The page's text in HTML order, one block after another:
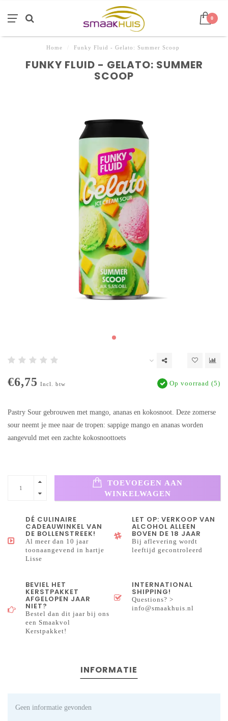
0
Home Funky Fluid - Gelato: Summer Scoop
FUNKY FLUID - GELATO: SUMMER
SCOOP
€6,75 Incl. btw Op voorraad (5)
Pastry Sour gebrouwen met mango, ananas en kokosnoot. Deze zomerse
sour neemt je mee naar de tropen: sappige mango en ananas worden
aangevuld met een zachte kokosnoottoets
TOEVOEGEN AAN
WINKELWAGEN
DÉ CULINAIRE
CADEAUWINKEL VAN
DE BOLLENSTREEK!
Al meer dan 10 jaar
toonaangevend in hartje
Lisse
LET OP: VERKOOP VAN
ALCOHOL ALLEEN
BOVEN DE 18 JAAR
Bij aflevering wordt
leeftijd gecontroleerd
BEVIEL HET
KERSTPAKKET
AFGELOPEN JAAR
NIET?
Bestel dan dit jaar bij ons
een Smaakvol
Kerstpakket!
INTERNATIONAL
SHIPPING!
Questions? >
info@smaakhuis.nl
INFORMATIE
Geen informatie gevonden